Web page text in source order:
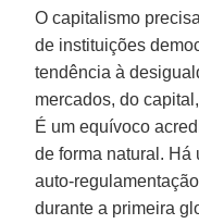
O capitalismo
de instituições
tendência à
mercados, do
É um equívoco
de forma natural. Há
auto-
durante a primeira